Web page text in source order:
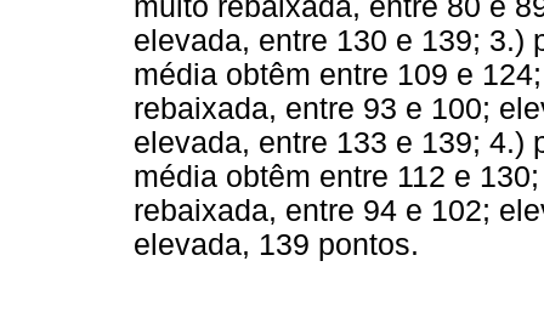
muito rebaixada, entre 80 e
elevada, entre 130 e 139; 3.)
média obtêm entre 109 e
rebaixada, entre 93 e 100;
elevada, entre 133 e 139; 4.)
média obtêm entre 112 e
rebaixada, entre 94 e 102;
elevada, 139 pontos.